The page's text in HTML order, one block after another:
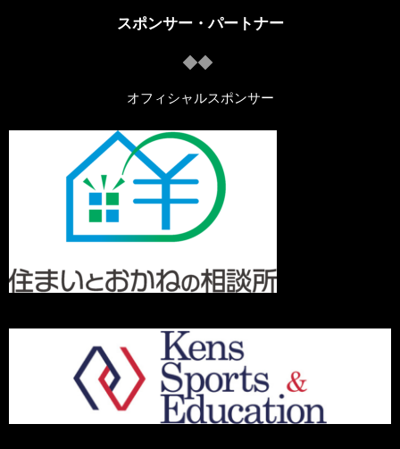
スポンサー・パートナー
オフィシャルスポンサー